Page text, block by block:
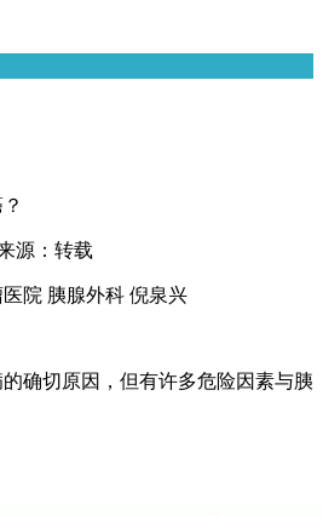
源： 转载
院 胰腺外科 倪泉兴
确切原因，但有许多危险因素与胰